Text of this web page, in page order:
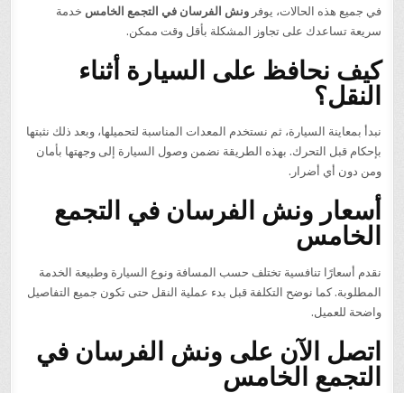
في جميع هذه الحالات، يوفرونش الفرسان في التجمع الخامس خدمة
سريعة تساعدك على تجاوز المشكلة بأقل وقت ممكن.
كيف نحافظ على السيارة أثناء
النقل؟
نبدأ بمعاينة السيارة، ثم نستخدم المعدات المناسبة لتحميلها، وبعد ذلك نثبتها
بإحكام قبل التحرك. بهذه الطريقة نضمن وصول السيارة إلى وجهتها بأمان
ومن دون أي أضرار.
أسعار ونش الفرسان في التجمع
الخامس
نقدم أسعارًا تنافسية تختلف حسب المسافة ونوع السيارة وطبيعة الخدمة
المطلوبة. كما نوضح التكلفة قبل بدء عملية النقل حتى تكون جميع التفاصيل
واضحة للعميل.
اتصل الآن على ونش الفرسان في
التجمع الخامس